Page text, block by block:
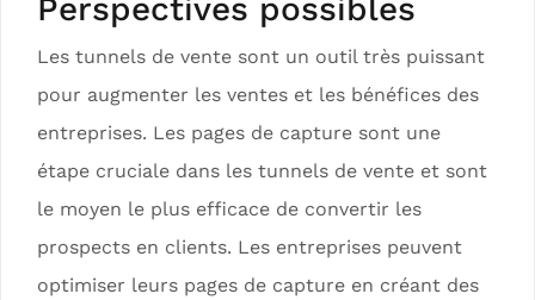
Perspectives possibles
Les tunnels de vente sont un outil très puissant
pour augmenter les ventes et les bénéfices des
entreprises. Les pages de capture sont une
étape cruciale dans les tunnels de vente et sont
le moyen le plus efficace de convertir les
prospects en clients. Les entreprises peuvent
optimiser leurs pages de capture en créant des